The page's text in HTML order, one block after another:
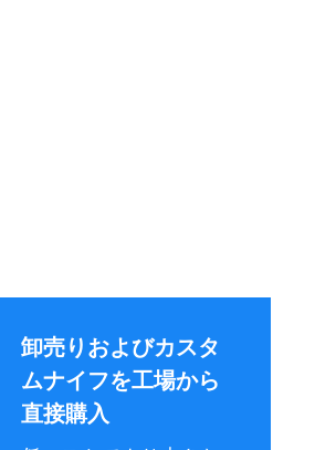
卸売りおよびカスタ
ムナイフを工場から
直接購入